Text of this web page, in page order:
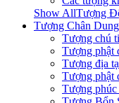
Show AllTượng
Tượng Chân Dung
Tượng chú
Tượng phật
Tượng địa
Tượng phật
Tượng